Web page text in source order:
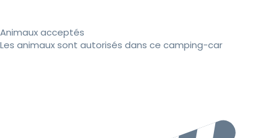
Animaux acceptés
Les animaux sont autorisés dans ce camping-car